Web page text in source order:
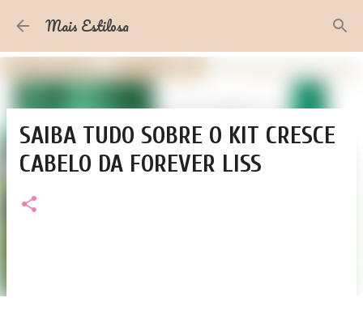
Pular para o conteúdo principal
Mais Estilosa
SAIBA TUDO SOBRE O KIT CRESCE
CABELO DA FOREVER LISS